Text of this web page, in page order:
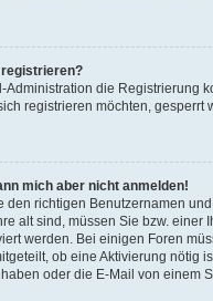
Administration die Registrierung
registrieren möchten,
mich aber nicht anmelden!
den richtigen Benutzernamen
alt sind, müssen Sie bzw.
werden. Bei einigen Foren
ob eine Aktivierung nötig
oder die E-Mail von einem